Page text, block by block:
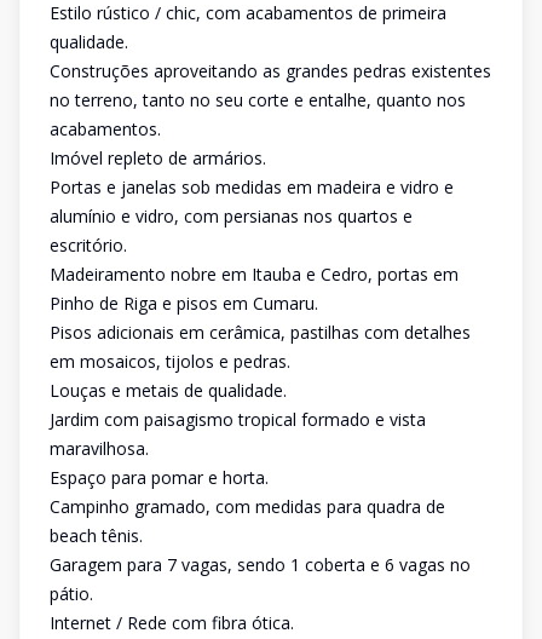
Estilo rústico / chic, com acabamentos de primeira
qualidade.
Construções aproveitando as grandes pedras existentes
no terreno, tanto no seu corte e entalhe, quanto nos
acabamentos.
Imóvel repleto de armários.
Portas e janelas sob medidas em madeira e vidro e
alumínio e vidro, com persianas nos quartos e
escritório.
Madeiramento nobre em Itauba e Cedro, portas em
Pinho de Riga e pisos em Cumaru.
Pisos adicionais em cerâmica, pastilhas com detalhes
em mosaicos, tijolos e pedras.
Louças e metais de qualidade.
Jardim com paisagismo tropical formado e vista
maravilhosa.
Espaço para pomar e horta.
Campinho gramado, com medidas para quadra de
beach tênis.
Garagem para 7 vagas, sendo 1 coberta e 6 vagas no
pátio.
Internet / Rede com fibra ótica.